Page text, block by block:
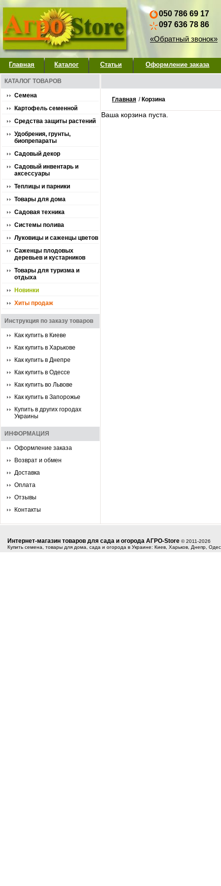
050 786 69 17
097 636 78 86
«Обратный звонок»
Главная Каталог Статьи Оформление заказа
КАТАЛОГ ТОВАРОВ
Семена
Картофель семенной
Средства защиты растений
Удобрения, грунты,
биопрепараты
Садовый декор
Садовый инвентарь и
аксессуары
Теплицы и парники
Товары для дома
Садовая техника
Системы полива
Луковицы и саженцы цветов
Саженцы плодовых
деревьев и кустарников
Товары для туризма и
отдыха
Новинки
Хиты продаж
Инструкция по заказу товаров
Как купить в Киеве
Как купить в Харькове
Как купить в Днепре
Как купить в Одессе
Как купить во Львове
Как купить в Запорожье
Купить в других городах
Украины
ИНФОРМАЦИЯ
Оформление заказа
Возврат и обмен
Доставка
Оплата
Отзывы
Контакты
Главная / Корзина
Ваша корзина пуста.
Интернет-магазин товаров для сада и огорода АГРО-Store © 2011-2026
Купить семена, товары для дома, сада и огорода в Украине: Киев, Харьков, Днепр,